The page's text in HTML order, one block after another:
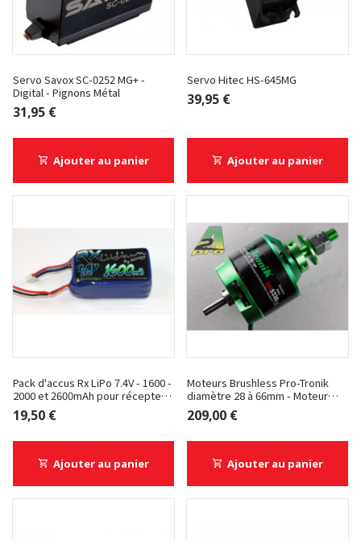
Servo Savox SC-0252 MG+ -
Digital - Pignons Métal
31,95 €
Ajouter au panier
Servo Hitec HS-645MG
39,95 €
Ajouter au panier
Pack d'accus Rx LiPo 7.4V - 1600 -
2000 et 2600mAh pour récepteur
- Fiche JR
19,50 €
Ajouter au panier
Moteurs Brushless Pro-Tronik
diamètre 28 à 66mm - Moteur
Pro-Tronik - 5330-200
209,00 €
Ajouter au panier